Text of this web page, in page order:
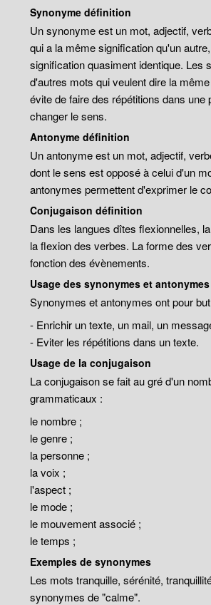
Synonyme définition
Un synonyme est un mot, adjectif,
qui a la même signification qu'un
signification quasiment identique. Les
d'autres mots qui veulent dire la
évite de faire des répétitions dans une
changer le sens.
Antonyme définition
Un antonyme est un mot, adjectif,
dont le sens est opposé à celui d'un
antonymes permettent d'exprimer le
Conjugaison définition
Dans les langues dîtes flexionnelles,
la flexion des verbes. La forme des
fonction des évènements.
Usage des synonymes et antonymes
Synonymes et antonymes ont pour
- Enrichir un texte, un mail, un
- Eviter les répétitions dans un texte.
Usage de la conjugaison
La conjugaison se fait au gré d'un
grammaticaux :
le nombre ;
le genre ;
la personne ;
la voix ;
l'aspect ;
le mode ;
le mouvement associé ;
le temps ;
Exemples de synonymes
Les mots tranquille, sérénité,
synonymes de "calme".